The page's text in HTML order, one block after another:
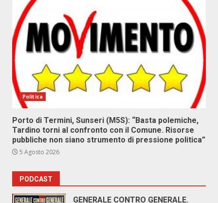
Politica
Porto di Termini, Sunseri (M5S): “Basta polemiche,
Tardino torni al confronto con il Comune. Risorse
pubbliche non siano strumento di pressione politica”
5 Agosto 2026
PODCAST
GENERALE CONTRO GENERALE.